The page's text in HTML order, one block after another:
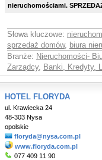
nieruchomościami.
Słowa kluczowe:
sprzedaż domów, biura
Branże: Nieruchomości-
Zarządcy, Banki, Kredyty,
HOTEL FLORYDA
ul. Krawiecka 24
48-303 Nysa
opolskie
floryda@nysa.com.pl
www.floryda.com.pl
077 409 11 90